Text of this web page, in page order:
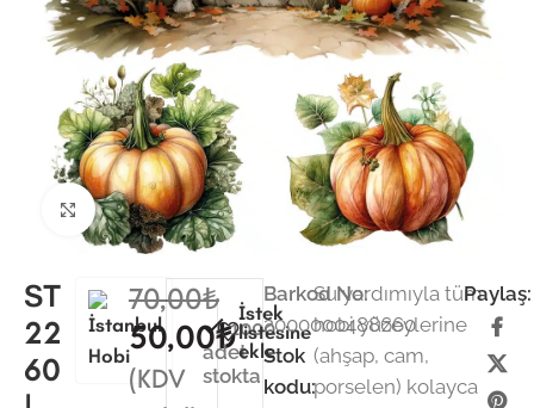
Büyütmek için tıklayın
ST
22
60
70,00₺
50,00₺
(KDV
1000
adet
stokta
İstek
listesine
ekle
Barkod No:
2000000488660
Stok
kodu:
Su yardımıyla tüm
hobi yüzeylerine
(ahşap, cam,
porselen) kolayca
Paylaş: